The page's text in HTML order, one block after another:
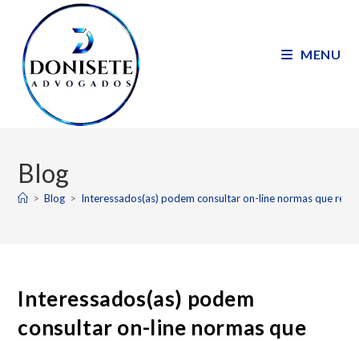
MENU
Blog
> Blog > Interessados(as) podem consultar on-line normas que
Interessados(as) podem
consultar on-line normas que